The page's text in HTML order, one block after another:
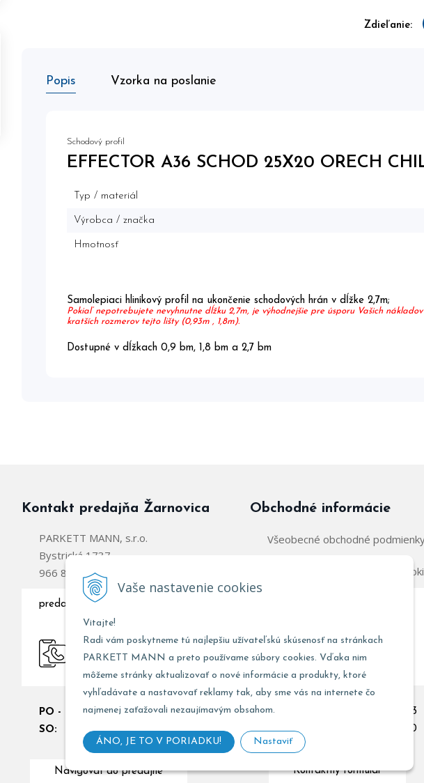
Vaše nastavenie cookies
Vitajte!
Radi vám poskytneme tú najlepšiu užívateľskú skúsenosť na stránkach
PARKETT MANN a preto používame súbory cookies. Vďaka nim
môžeme stránky aktualizovať o nové informácie a produkty, ktoré
vyhľadávate a nastavovať reklamy tak, aby sme vás na internete čo
najmenej zaťažovali nezaujímavým obsahom.
ÁNO, JE TO V PORIADKU! Nastaviť
Zdieľanie:
Popis Vzorka na poslanie
Schodový profil
EFFECTOR A36 SCHOD 25X20 ORECH
Typ / materiál
Výrobca / značka
Hmotnosť
Samolepiaci hliníkový profil na ukončenie schodových hrán v dĺžke 2,7m;
Pokiaľ nepotrebujete nevyhnutne dĺžku 2,7m, je výhodnejšie pre úsporu Vašich
kratších rozmerov tejto lišty (0,93m , 1,8m).
Dostupné v dĺžkach 0,9 bm, 1,8 bm a 2,7 bm
Kontakt predajňa Žarnovica
PARKETT MANN, s.r.o.
Bystrická 1737
966 81 Žarnovica
predajzc@parkettmann.sk
0911 903 979
0902 907 979
PO - PIA:
8:00 - 17:00
SO:
8:00 - 12:00
Navigovať do predajne
Obchodné informácie
Všeobecné obchodné
Zásady používania súborov
Stred/Východ:
Západ:
0947 900 904
0903 903 955
Marketing:
0947 900 903
Zásobovanie:
0911 496 080
Kontaktný formulár